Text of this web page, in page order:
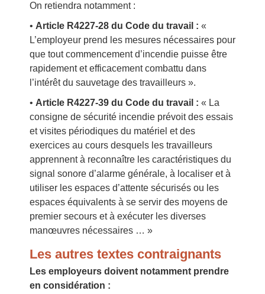
On retiendra notamment :
• Article R4227-28 du Code du travail : «
L’employeur prend les mesures nécessaires pour
que tout commencement d’incendie puisse être
rapidement et efficacement combattu dans
l’intérêt du sauvetage des travailleurs ».
• Article R4227-39 du Code du travail : « La
consigne de sécurité incendie prévoit des essais
et visites périodiques du matériel et des
exercices au cours desquels les travailleurs
apprennent à reconnaître les caractéristiques du
signal sonore d’alarme générale, à localiser et à
utiliser les espaces d’attente sécurisés ou les
espaces équivalents à se servir des moyens de
premier secours et à exécuter les diverses
manœuvres nécessaires … »
Les autres textes contraignants
Les employeurs doivent notamment prendre
en considération :